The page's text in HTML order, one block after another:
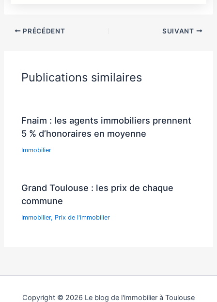
PRÉCÉDENT SUIVANT
Publications similaires
Fnaim : les agents immobiliers prennent
5 % d’honoraires en moyenne
Immobilier
Grand Toulouse : les prix de chaque
commune
Immobilier, Prix de l'immobilier
Copyright © 2026 Le blog de l'immobilier à Toulouse